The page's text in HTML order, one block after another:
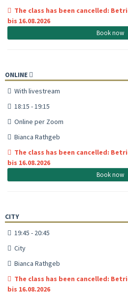
The class has been cancelled:
bis 16.08.2026
Book now
ONLINE
With livestream
18:15 - 19:15
Online per Zoom
Bianca Rathgeb
The class has been cancelled:
bis 16.08.2026
Book now
CITY
19:45 - 20:45
City
Bianca Rathgeb
The class has been cancelled:
bis 16.08.2026